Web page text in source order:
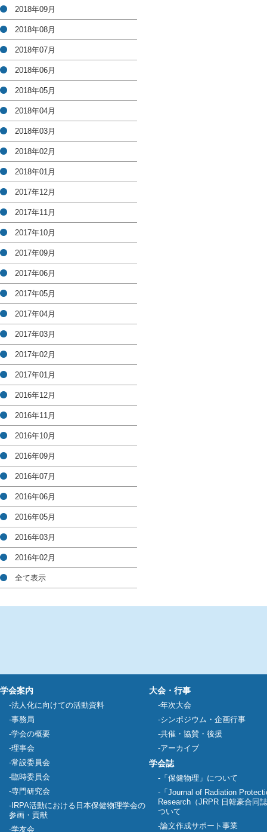
2018年09月
2018年08月
2018年07月
2018年06月
2018年05月
2018年04月
2018年03月
2018年02月
2018年01月
2017年12月
2017年11月
2017年10月
2017年09月
2017年06月
2017年05月
2017年04月
2017年03月
2017年02月
2017年01月
2016年12月
2016年11月
2016年10月
2016年09月
2016年07月
2016年06月
2016年05月
2016年03月
2016年02月
全て表示
学会案内
法人化に向けての活動資料
事務局
学会の概要
理事会
常設委員会
臨時委員会
専門研究会
IRPA活動における日本保健物理学会の
参画・貢献
学友会
大会・行事
年次大会
シンポジウム・企画行事
共催・協賛・後援
アーカイブ
学会誌
「保健物理」について
「Journal of Radiation
Research（JRPR 日韓豪合同
ついて
論文作成サポート事業